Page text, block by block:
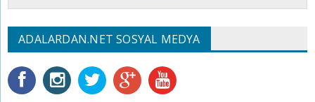
ADALARDAN.NET SOSYAL MEDYA